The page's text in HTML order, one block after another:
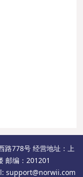
路778号 经营地址：上
邮编：201201
support@norwii.com